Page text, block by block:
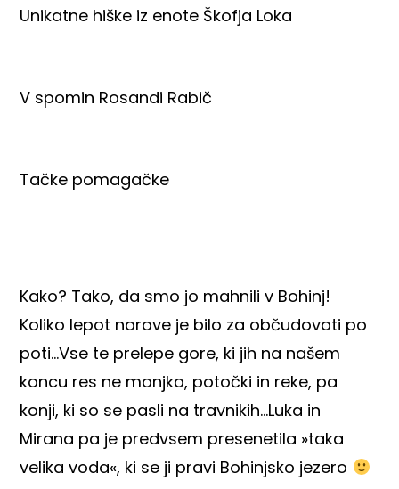
Unikatne hiške iz enote Škofja Loka
V spomin Rosandi Rabič
Tačke pomagačke
Kako? Tako, da smo jo mahnili v Bohinj!
Koliko lepot narave je bilo za občudovati po
poti…Vse te prelepe gore, ki jih na našem
koncu res ne manjka, potočki in reke, pa
konji, ki so se pasli na travnikih…Luka in
Mirana pa je predvsem presenetila »taka
velika voda«, ki se ji pravi Bohinjsko jezero